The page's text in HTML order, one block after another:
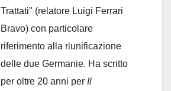
Trattati" (relatore Luigi Ferrari
Bravo) con particolare
riferimento alla riunificazione
delle due Germanie. Ha scritto
per oltre 20 anni per Il